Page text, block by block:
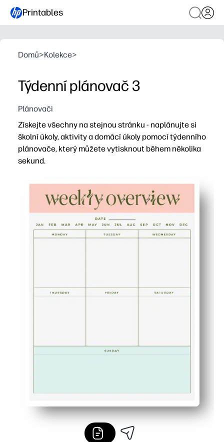
Printables
Domů>Kolekce>
Týdenní plánovač 3
Plánovači
Získejte všechny na stejnou stránku - naplánujte si
školní úkoly, aktivity a domácí úkoly pomocí týdenního
plánovače, který můžete vytisknout během několika
sekund.
Nastavení bez přípravy - vytiskněte jeden nebo stoh a
Jasné rozložení na týden na první pohled vám
Flexibilní prostory pro úkoly, domácí práce, jídla a
Vhodné pro děti pro učebny a domácnosti - budujte